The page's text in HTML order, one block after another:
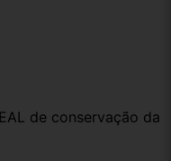
de conservação da